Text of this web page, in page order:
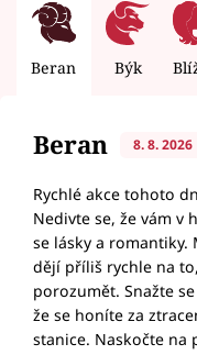
Beran Býk
Beran 8. 8. 2026
Rychlé akce tohoto
Nedivte se, že vám v
se lásky a romantiky.
dějí příliš rychle na
porozumět. Snažte
že se honíte za
stanice. Naskočte na